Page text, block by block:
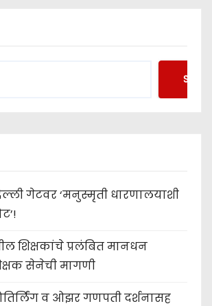
गेटवर ‘मनुस्मृती धारणालयाशी
शिक्षकांचे प्रलंबित मानधन
सेनेची मागणी
व ओझर गणपती दर्शनासह